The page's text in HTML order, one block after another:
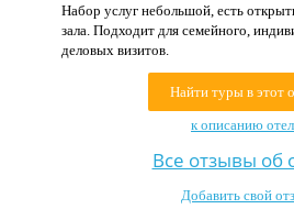
Как купить
Набор услуг небольшой, есть
зала. Подходит для семейного,
деловых визитов.
Найти туры в этот
к описанию
Все отзывы об
Добавить свой